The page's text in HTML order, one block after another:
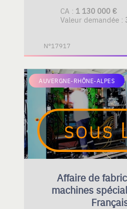
CA : 1 130 000 €
Valeur demandée :
N°17917
AUVERGNE-RHÔNE-ALPES
Affaire de
machines